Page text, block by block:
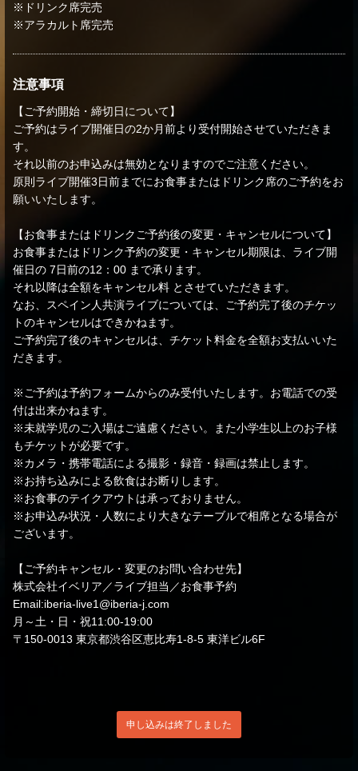
※ドリンク席完売
※アラカルト席完売
注意事項
【ご予約開始・締切日について】
ご予約はライブ開催日の2か月前より受付開始させていただきま
す。
それ以前のお申込みは無効となりますのでご注意ください。
原則ライブ開催3日前までにお食事またはドリンク席のご予約をお
願いいたします。
【お食事またはドリンクご予約後の変更・キャンセルについて】
お食事またはドリンク予約の変更・キャンセル期限は、ライブ開
催日の 7日前の12：00 まで承ります。
それ以降は全額をキャンセル料 とさせていただきます。
なお、スペイン人共演ライブについては、ご予約完了後のチケッ
トのキャンセルはできかねます。
ご予約完了後のキャンセルは、チケット料金を全額お支払いいた
だきます。
※ご予約は予約フォームからのみ受付いたします。お電話での受
付は出来かねます。
※未就学児のご入場はご遠慮ください。また小学生以上のお子様
もチケットが必要です。
※カメラ・携帯電話による撮影・録音・録画は禁止します。
※お持ち込みによる飲食はお断りします。
※お食事のテイクアウトは承っておりません。
※お申込み状況・人数により大きなテーブルで相席となる場合が
ございます。
【ご予約キャンセル・変更のお問い合わせ先】
株式会社イベリア／ライブ担当／お食事予約
Email:iberia-live1@iberia-j.com
月～土・日・祝11:00-19:00
〒150-0013 東京都渋谷区恵比寿1-8-5 東洋ビル6F
申し込みは終了しました